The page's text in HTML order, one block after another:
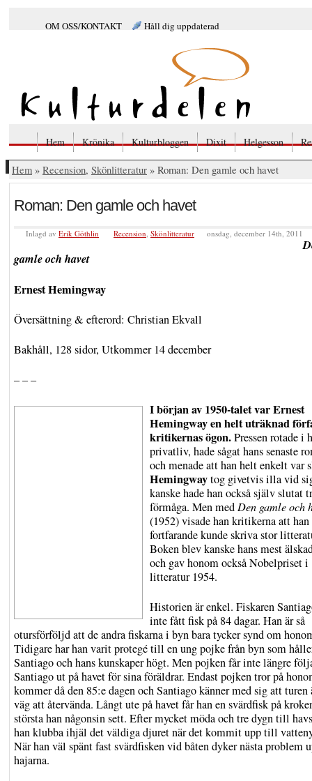
OM OSS/KONTAKT Håll dig uppdaterad
Hem Krönika Kulturbloggen Dixit Helgesson
Hem » Recension, Skönlitteratur » Roman: Den gamle och havet
Roman: Den gamle och havet
Inlagd av Erik Göthlin Recension, Skönlitteratur onsdag, december 14th, 2011
gamle och havet
Ernest Hemingway
Översättning & efterord: Christian Ekvall
Bakhåll, 128 sidor, Utkommer 14 december
– – –
I början av 1950-talet var Ernest
Hemingway en helt uträknad
kritikernas ögon.Pressen rotade i
privatliv, hade sågat hans senaste
och menade att han helt enkelt var
Hemingwaytog givetvis illa vid
kanske hade han också själv slutat
förmåga. Men medDen gamle och
(1952) visade han kritikerna att han
fortfarande kunde skriva stor
Boken blev kanske hans mest
och gav honom också Nobelpriset i
litteratur 1954.
Historien är enkel. Fiskaren
inte fått fisk på 84 dagar. Han är så
otursförföljd att de andra fiskarna i byn bara tycker synd om
Tidigare har han varit protegé till en ung pojke från byn som
Santiago och hans kunskaper högt. Men pojken får inte längre
Santiago ut på havet för sina föräldrar. Endast pojken tror på
kommer då den 85:e dagen och Santiago känner med sig att turen
väg att återvända. Långt ute på havet får han en svärdfisk på
största han någonsin sett. Efter mycket möda och tre dygn till
han klubba ihjäl det väldiga djuret när det kommit upp till
När han väl spänt fast svärdfisken vid båten dyker nästa problem
hajarna.